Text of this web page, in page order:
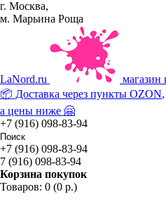
г. Москва,
м. Марьина Роща
LaNord.ru
магазин
📦 Доставка через пункты OZON,
а цены ниже 🤗
+7 (916) 098-83-94
+7 (916) 098-83-94
7 (916) 098-83-94
Корзина покупок
Товаров: 0 (0 р.)